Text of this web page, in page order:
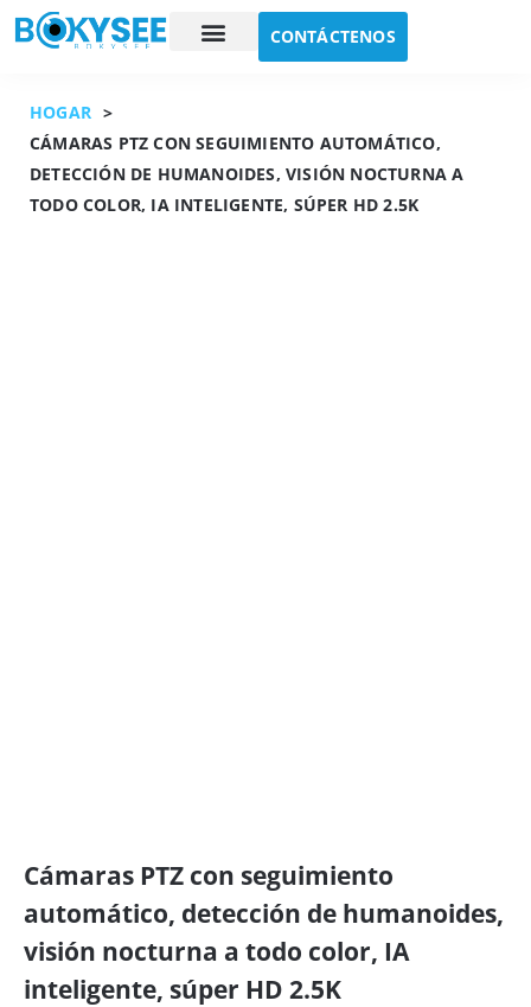
CONTÁCTENOS
HOGAR >
CÁMARAS PTZ CON SEGUIMIENTO AUTOMÁTICO,
DETECCIÓN DE HUMANOIDES, VISIÓN NOCTURNA A
TODO COLOR, IA INTELIGENTE, SÚPER HD 2.5K
Cámaras PTZ con seguimiento
automático, detección de humanoides,
visión nocturna a todo color, IA
inteligente, súper HD 2.5K